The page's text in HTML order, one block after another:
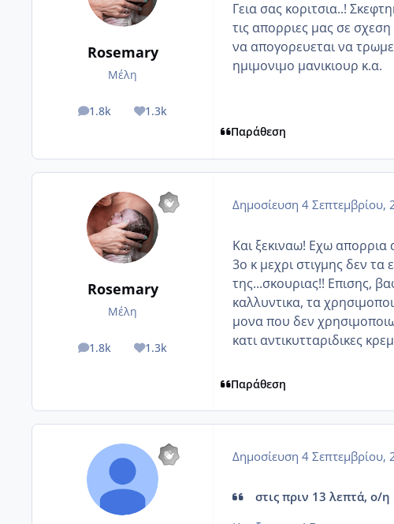
Rosemary
Μέλη
1.8k
posts 1.3k
Reputation
Γεια σας κοριτσια..!
τις απορριες μας σε
να απογορευεται να
ημιμονιμο μανικιουρ κ.α.
Παράθεση
Rosemary
Μέλη
1.8k
posts 1.3k
Reputation
Δημοσίευση 4 Σεπτεμβρίου,
Και ξεκιναω! Εχω
3ο κ μεχρι στιγμης δεν
της...σκουριας!! Επισης,
καλλυντικα, τα
μονα που δεν
κατι αντικυτταριδικες
Παράθεση
Δημοσίευση 4 Σεπτεμβρίου,
στις πριν 13 λεπτά, ο/η